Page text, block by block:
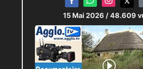
15 Mai 2026 / 48.609